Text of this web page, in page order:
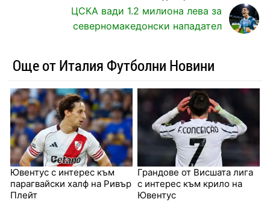
ЦСКА вади 1.2 милиона лева за
северномакедонски нападател
Още от Италия Футболни Новини
Ювентус с интерес към
парагвайски халф на Ривър
Плейт
Грандове от Висшата лига
с интерес към крило на
Ювентус